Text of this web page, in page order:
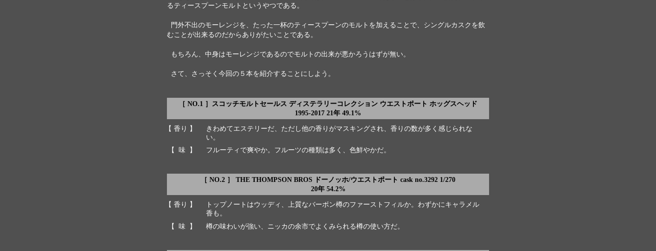
るティースプーンモルトというやつである。
門外不出のモーレンジを、たった一杯のティースプーンのモルトを加えることで、シングルカスクを飲
むことが出来るのだからありがたいことである。
もちろん、中身はモーレンジであるのでモルトの出来が悪かろうはずが無い。
さて、さっそく今回の５本を紹介することにしよう。
［ NO.1 ］スコッチモルトセールス ディステラリーコレクション ウエストポート ホッグスヘッド
1995-2017 21年 49.1%
【 香り 】
きわめてエステリーだ、ただし他の香りがマスキングされ、香りの数が多く感じられな
い。
【 味 】
フルーティで爽やか。フルーツの種類は多く、色鮮やかだ。
［ NO.2 ］ THE THOMPSON BROS ドーノッホ/ウエストポート cask no.3292 1/270
20年 54.2%
【 香り 】
トップノートはウッディ、上質なバーボン樽のファーストフィルか。わずかにキャラメル
香も。
【 味 】
樽の味わいが強い、ニッカの余市でよくみられる樽の使い方だ。